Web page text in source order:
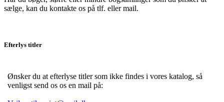
sælge, kan du kontakte os på tlf. eller mail.
Efterlys titler
Ønsker du at efterlyse titler som ikke findes i vores katalog, så
venligst send os os en mail på: